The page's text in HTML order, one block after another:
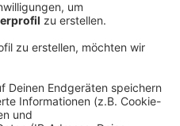
in der ehemaligen
Kirche stand nach zehn